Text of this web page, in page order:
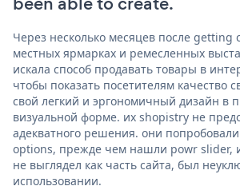
Через несколько месяцев после getting
местных ярмарках и ремесленных
искала способ продавать товары в
чтобы показать посетителям качество
свой легкий и эргономичный дизайн в
визуальной форме. их shopistry не
адекватного решения. они
options, прежде чем нашли powr slider,
не выглядел как часть сайта, был
использовании.